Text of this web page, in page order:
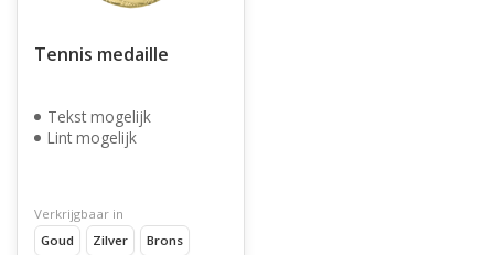
Tennis medaille
Tekst mogelijk
Lint mogelijk
Verkrijgbaar in
Goud
Zilver Brons